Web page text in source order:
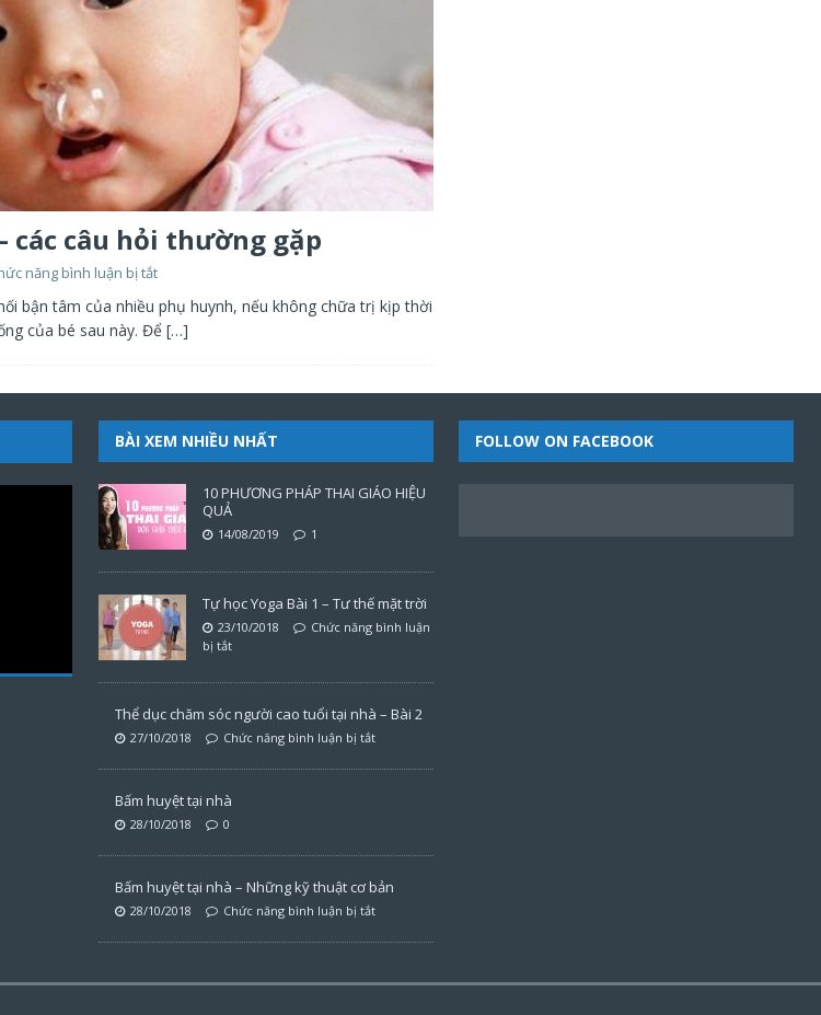
các câu hỏi thường gặp
năng bình luận bị tắt
bận tâm của nhiều phụ huynh, nếu không chữa trị kịp thời
của bé sau này. Để […]
BÀI XEM NHIỀU NHẤT
10 PHƯƠNG PHÁP THAI GIÁO HIỆU
QUẢ
14/08/2019 1
Tự học Yoga Bài 1 – Tư thế mặt trời
23/10/2018
Chức năng bình luận
bị tắt
Thể dục chăm sóc người cao tuổi tại nhà – Bài 2
27/10/2018 Chức năng bình luận bị tắt
Bấm huyệt tại nhà
28/10/2018 0
Bấm huyệt tại nhà – Những kỹ thuật cơ bản
28/10/2018 Chức năng bình luận bị tắt
FOLLOW ON FACEBOOK